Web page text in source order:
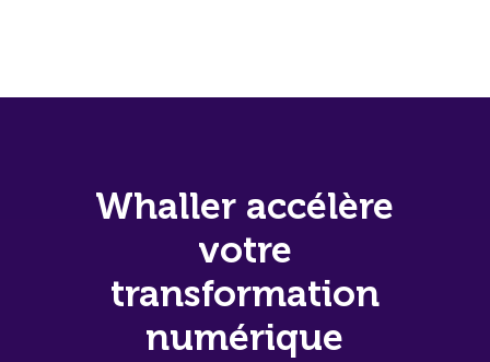
Whaller accélère
votre
transformation
numérique